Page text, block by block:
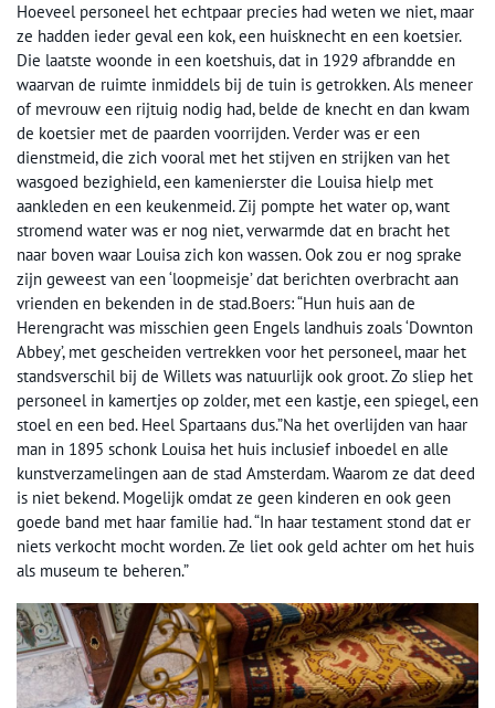
Hoeveel personeel het echtpaar precies had weten we niet, maar
ze hadden ieder geval een kok, een huisknecht en een koetsier.
Die laatste woonde in een koetshuis, dat in 1929 afbrandde en
waarvan de ruimte inmiddels bij de tuin is getrokken. Als meneer
of mevrouw een rijtuig nodig had, belde de knecht en dan kwam
de koetsier met de paarden voorrijden. Verder was er een
dienstmeid, die zich vooral met het stijven en strijken van het
wasgoed bezighield, een kamenierster die Louisa hielp met
aankleden en een keukenmeid. Zij pompte het water op, want
stromend water was er nog niet, verwarmde dat en bracht het
naar boven waar Louisa zich kon wassen. Ook zou er nog sprake
zijn geweest van een ‘loopmeisje’ dat berichten overbracht aan
vrienden en bekenden in de stad.Boers: “Hun huis aan de
Herengracht was misschien geen Engels landhuis zoals ‘Downton
Abbey’, met gescheiden vertrekken voor het personeel, maar het
standsverschil bij de Willets was natuurlijk ook groot. Zo sliep het
personeel in kamertjes op zolder, met een kastje, een spiegel, een
stoel en een bed. Heel Spartaans dus.”Na het overlijden van haar
man in 1895 schonk Louisa het huis inclusief inboedel en alle
kunstverzamelingen aan de stad Amsterdam. Waarom ze dat deed
is niet bekend. Mogelijk omdat ze geen kinderen en ook geen
goede band met haar familie had. “In haar testament stond dat er
niets verkocht mocht worden. Ze liet ook geld achter om het huis
als museum te beheren.”